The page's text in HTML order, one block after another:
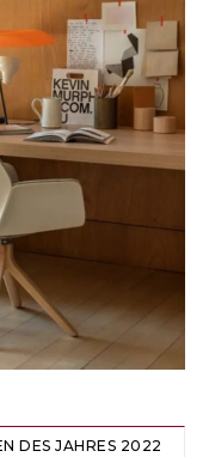
DES JAHRES 2022